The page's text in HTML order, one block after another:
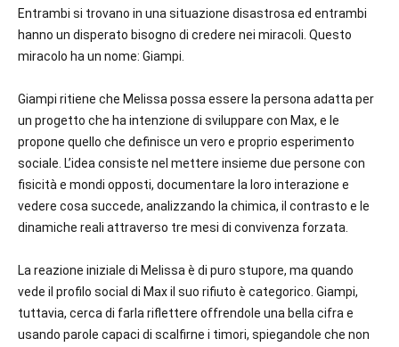
Entrambi si trovano in una situazione disastrosa ed entrambi
hanno un disperato bisogno di credere nei miracoli. Questo
miracolo ha un nome: Giampi.
Giampi ritiene che Melissa possa essere la persona adatta per
un progetto che ha intenzione di sviluppare con Max, e le
propone quello che definisce un vero e proprio esperimento
sociale. L’idea consiste nel mettere insieme due persone con
fisicità e mondi opposti, documentare la loro interazione e
vedere cosa succede, analizzando la chimica, il contrasto e le
dinamiche reali attraverso tre mesi di convivenza forzata.
La reazione iniziale di Melissa è di puro stupore, ma quando
vede il profilo social di Max il suo rifiuto è categorico. Giampi,
tuttavia, cerca di farla riflettere offrendole una bella cifra e
usando parole capaci di scalfirne i timori, spiegandole che non